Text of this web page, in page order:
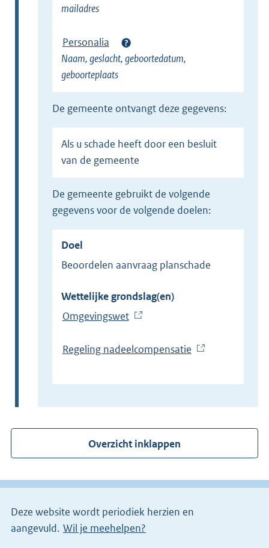
mailadres
Personalia
Naam, geslacht, geboortedatum,
geboorteplaats
de gemeente ontvangt deze gegevens:
als u schade heeft door een besluit
van de gemeente
de gemeente gebruikt de volgende
gegevens voor de volgende doelen:
Doel
beoordelen aanvraag planschade
Wettelijke grondslag(en)
Omgevingswet(
x
e
e
l
i
n
)
Regeling nadeelcompensatie
x
r
l
n
Overzicht inklappen
Deze website wordt periodiek herzien en
aangevuld. Wil je meehelpen?